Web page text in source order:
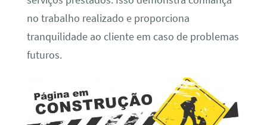
no trabalho realizado e proporciona
tranquilidade ao cliente em caso de problemas
futuros.